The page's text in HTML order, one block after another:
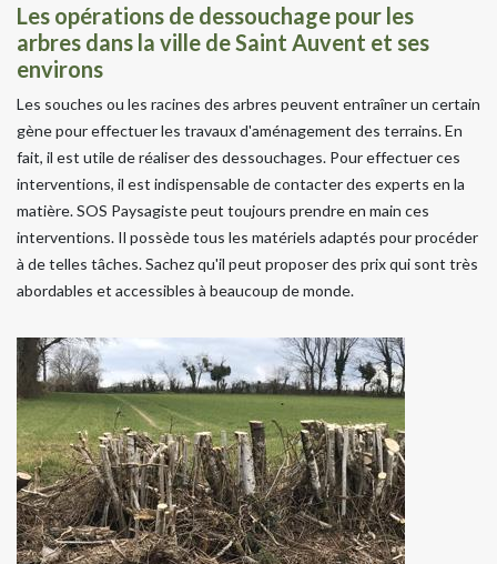
Les opérations de dessouchage pour les
arbres dans la ville de Saint Auvent et ses
environs
Les souches ou les racines des arbres peuvent entraîner un certain
gène pour effectuer les travaux d'aménagement des terrains. En
fait, il est utile de réaliser des dessouchages. Pour effectuer ces
interventions, il est indispensable de contacter des experts en la
matière. SOS Paysagiste peut toujours prendre en main ces
interventions. Il possède tous les matériels adaptés pour procéder
à de telles tâches. Sachez qu'il peut proposer des prix qui sont très
abordables et accessibles à beaucoup de monde.